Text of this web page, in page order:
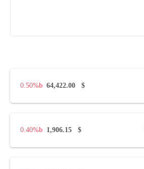
$
64,422.00
0.50%
$
1,906.15
0.40%